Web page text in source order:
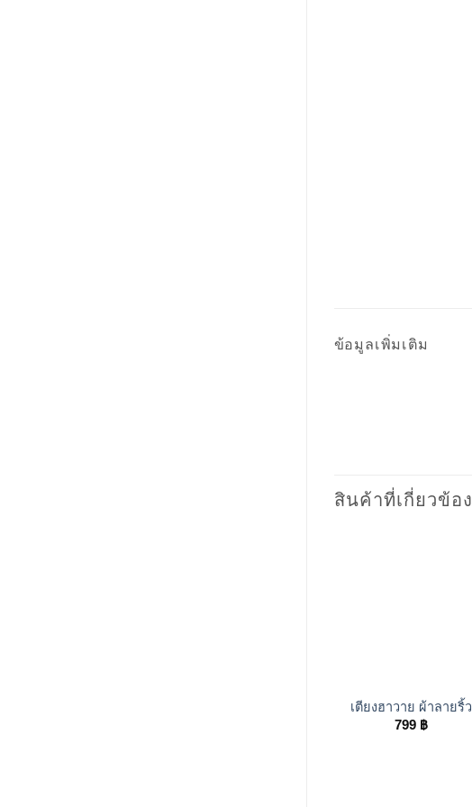
ข้อมูลเพิ่มเติม
สินค้าที่เกี่ยวข้อง
เตียงฮาวาย ผ้าลายริ้ว
799 ฿